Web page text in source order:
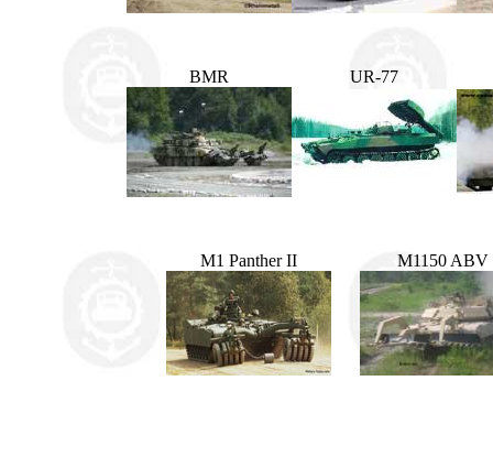
BMR UR-77
M1 Panther II M1150 ABV